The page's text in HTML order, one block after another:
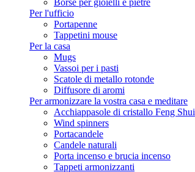
Borse per gioielli e pietre
Per l'ufficio
Portapenne
Tappetini mouse
Per la casa
Mugs
Vassoi per i pasti
Scatole di metallo rotonde
Diffusore di aromi
Per armonizzare la vostra casa e meditare
Acchiappasole di cristallo Feng Shui
Wind spinners
Portacandele
Candele naturali
Porta incenso e brucia incenso
Tappeti armonizzanti